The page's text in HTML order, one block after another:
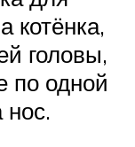
котёнка,
головы,
по одной
нос.